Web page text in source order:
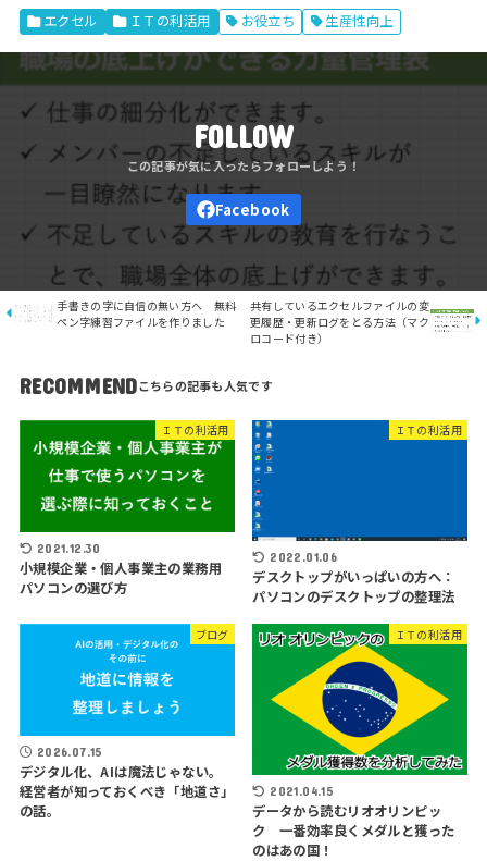
エクセル ＩＴの利活用 お役立ち 生産性向上
FOLLOW
手書きの字に自信の無い方へ 無料
ペン字練習ファイルを作りました
共有しているエクセルファイルの変
更履歴・更新ログをとる方法（マク
ロコード付き）
RECOMMEND
ＩＴの利活用
2021.12.30
小規模企業・個人事業主の業務用
パソコンの選び方
ＩＴの利活用
2022.01.06
デスクトップがいっぱいの方へ：
パソコンのデスクトップの整理法
ブログ
2026.07.15
デジタル化、AIは魔法じゃない。
経営者が知っておくべき「地道さ」
の話。
ＩＴの利活用
2021.04.15
データから読むリオオリンピッ
ク 一番効率良くメダルと獲った
のはあの国！